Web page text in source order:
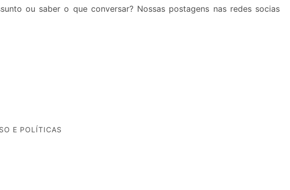
ou saber o que conversar? Nossas postagens nas redes socias
E POLÍTICAS